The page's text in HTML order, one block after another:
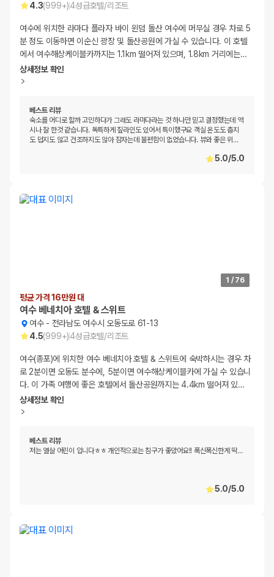
4.3(999+)4성급호텔/리조트
여수에 위치한 라마다 플라자 바이 윈덤 돌산 여수에 머무실 경우 차로 5
분 정도 이동하면 이순신 광장 및 돌산공원에 가실 수 있습니다. 이 호텔
에서 여수해상케이블카까지는 1.1km 떨어져 있으며, 1.8km 거리에는…
상세정보 확인
베스트 리뷰
숙소를 어디로 할까 고민하다가 그래도 라마다라는 것 하나만 믿고 결정했는데 역
시나 잘 한것 같습니다. 독특하게 짚라인도 있어서 특이했구요 객실 온도도 춥지
도 덥지도 않고 건조하지도 않아 잠자는데 불편함이 없었습니다. 뷰와 좋은 위 …
5.0/5.0
1 / 76
평균 가격 16만원 대
여수 베네치아 호텔 & 스위트
여수- 전라남도 여수시 오동도로 61-13
4.5(999+)4성급호텔/리조트
여수(종포)에 위치한 여수 베네치아 호텔 & 스위트에 숙박하시는 경우 차
로 2분이면 오동도 분수에, 5분이면 여수해상케이블카에 가실 수 있습니
다. 이 가족 여행에 좋은 호텔에서 돌산공원까지는 4.4km 떨어져 있…
상세정보 확인
베스트 리뷰
저는 열살 어린이 입니다ㅎㅎ 개인적으로는 침구가 좋았어요!! 폭신폭신한게 딱…
5.0/5.0